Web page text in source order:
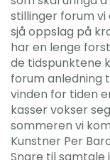
stillinger forum vi
sjå oppslag på
har en lenge
de tidspunktene
forum anledning
vinden for tiden
kasser vokser
sommeren vi
Kunstner Per